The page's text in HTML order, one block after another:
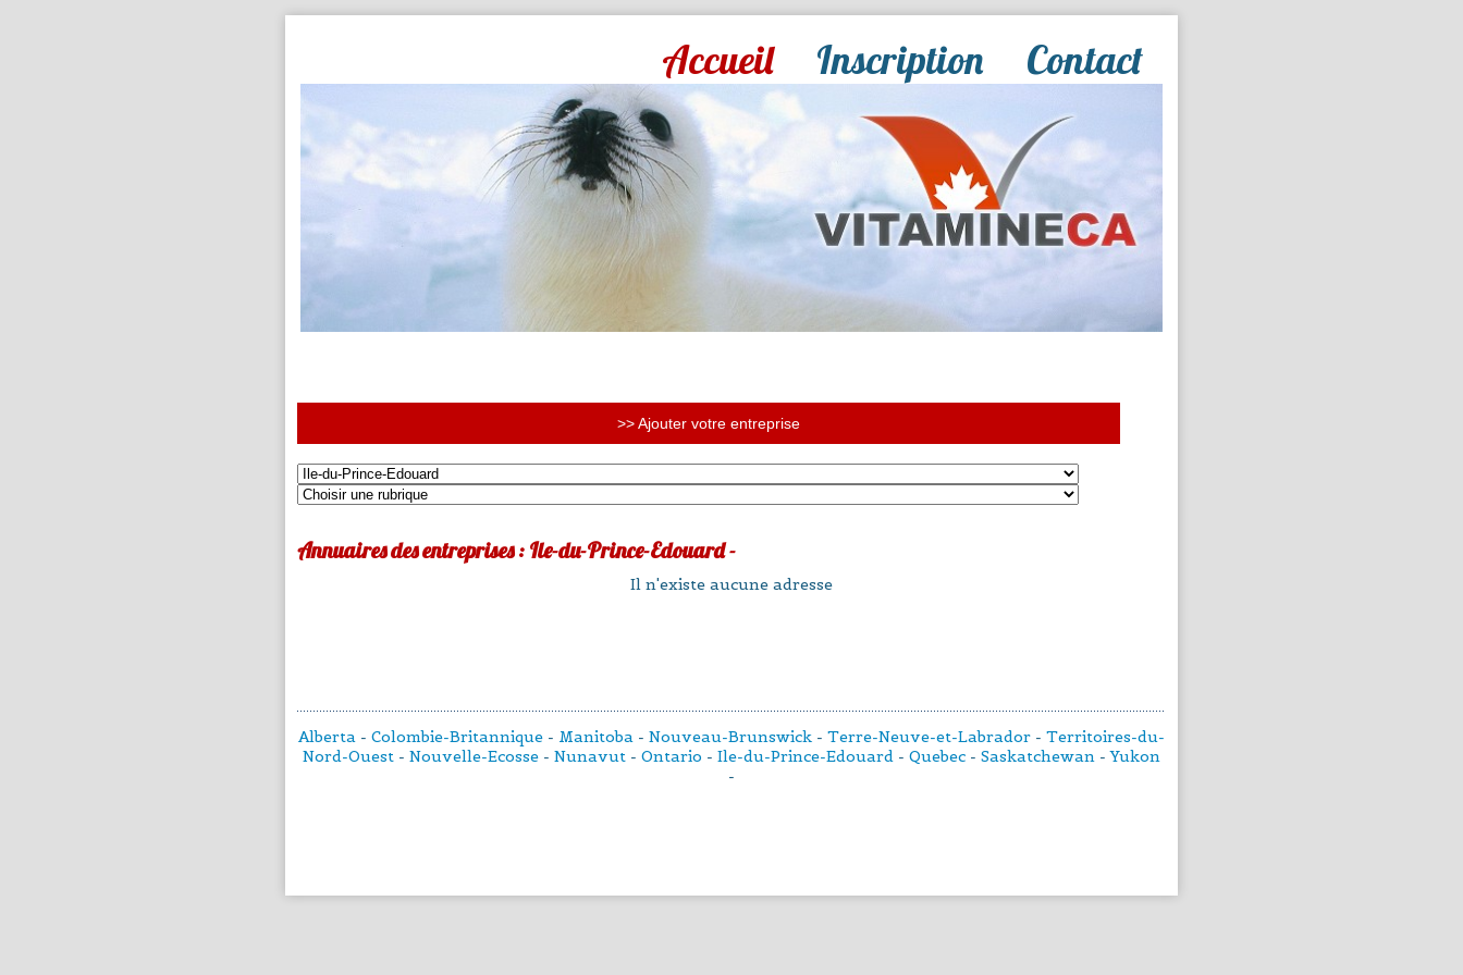
Accueil Inscription Contact
>> Ajouter votre entreprise
Annuaires des entreprises : Ile-du-Prince-Edouard -
Il n'existe aucune adresse
Alberta - Colombie-Britannique - Manitoba - Nouveau-Brunswick - Terre-Neuve-et-Labrador - Territoires-du-
Nord-Ouest - Nouvelle-Ecosse - Nunavut - Ontario - Ile-du-Prince-Edouard - Quebec - Saskatchewan -Yukon
-